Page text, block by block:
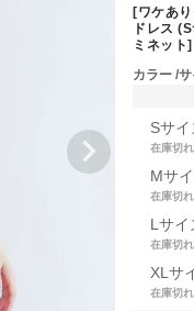
[ワケあ
ドレス
ミネット]
カラー
Sサイ
在庫切れ
Mサ
在庫切れ
Lサイ
在庫切れ
XLサ
在庫切れ